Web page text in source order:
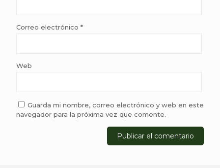
Correo electrónico *
Web
Guarda mi nombre, correo electrónico y web en este
navegador para la próxima vez que comente.